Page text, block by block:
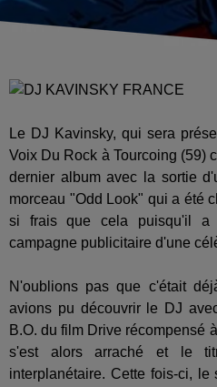
Le DJ Kavinsky, qui sera
Voix Du Rock à Tourcoing (59)
dernier album avec la sortie
morceau "Odd Look" qui a été
si frais que cela puisqu'il a
campagne publicitaire d'une
N'oublions pas que c'était
avions pu découvrir le DJ
B.O. du film Drive récompensé
s'est alors arraché et le
interplanétaire. Cette fois-ci,